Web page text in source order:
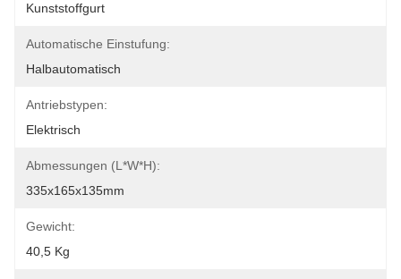
Kunststoffgurt
Automatische Einstufung:
Halbautomatisch
Antriebstypen:
Elektrisch
Abmessungen (L*W*H):
335x165x135mm
Gewicht:
40,5 Kg